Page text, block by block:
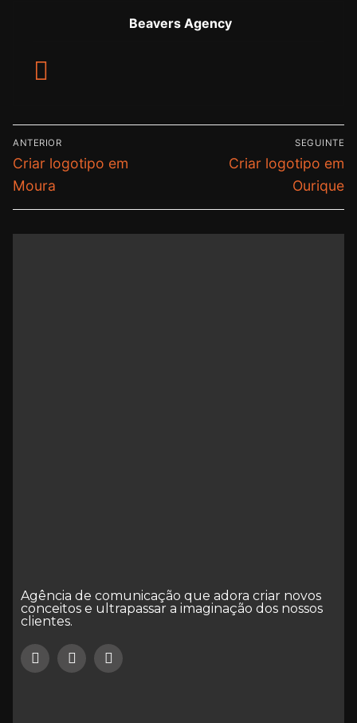
Beavers Agency
ANTERIOR
Criar logotipo em
Moura
SEGUINTE
Criar logotipo em
Ourique
Agência de comunicação que adora criar novos
conceitos e ultrapassar a imaginação dos nossos
clientes.